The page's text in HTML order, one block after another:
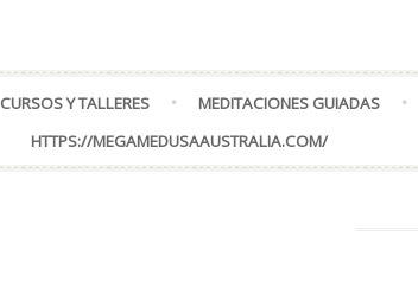
CURSOS Y TALLERES MEDITACIONES GUIADAS
HTTPS://MEGAMEDUSAAUSTRALIA.COM/